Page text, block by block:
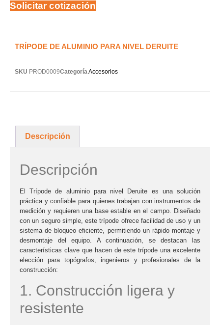
Solicitar cotización
TRÍPODE DE ALUMINIO PARA NIVEL DERUITE
SKU PROD0009CategoríaAccesorios
Descripción
Descripción
ElTrípode de aluminio para nivel Deruite es una solución
práctica y confiable para quienes trabajan con instrumentos de
medición y requieren una base estable en el campo. Diseñado
con un seguro simple, este trípode ofrece facilidad de uso y un
sistema de bloqueo eficiente, permitiendo un rápido montaje y
desmontaje del equipo. A continuación, se destacan las
características clave que hacen de este trípode una excelente
elección para topógrafos, ingenieros y profesionales de la
construcción:
1. Construcción ligera y
resistente